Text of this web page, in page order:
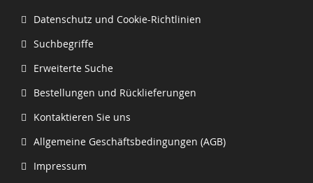
Datenschutz und Cookie-Richtlinien
Suchbegriffe
Erweiterte Suche
Bestellungen und Rücklieferungen
Kontaktieren Sie uns
Allgemeine Geschäftsbedingungen (AGB)
Impressum